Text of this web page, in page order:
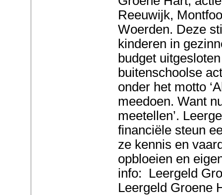
Reeuwijk,
Woerden. Deze
kinderen in
budget
buitenschoolse
onder het motto
meedoen. Want
meetellen’.
financiële steun
ze kennis en
opbloeien en
info: Leergeld
Leergeld Groene